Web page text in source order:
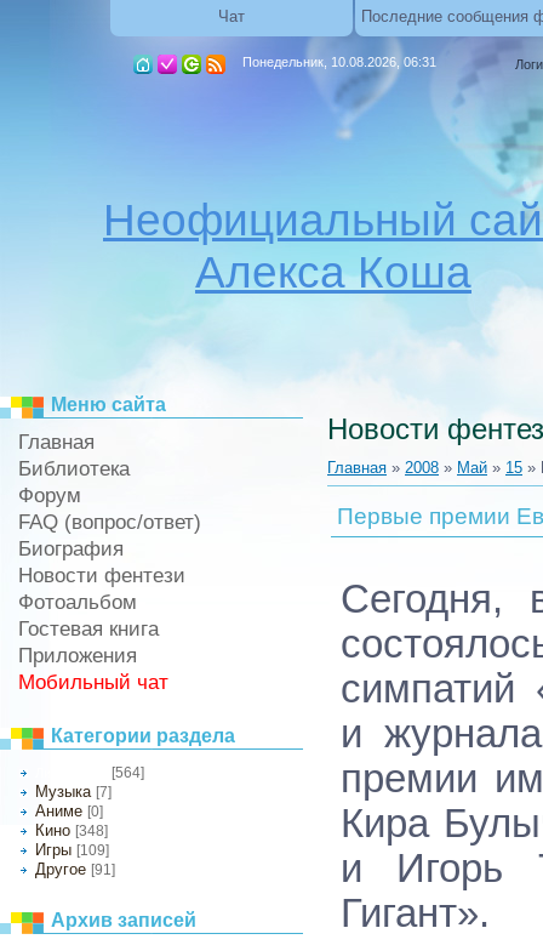
Чат Последние сообщения
Понедельник, 10.08.2026, 06:31
Неофициальный
Алекса Коша
Меню сайта
Главная
Библиотека
Форум
FAQ (вопрос/ответ)
Биография
Новости фентези
Фотоальбом
Гостевая книга
Приложения
Мобильный чат
Категории раздела
[564]
Музыка [7]
Аниме [0]
Кино [348]
Игры [109]
Другое [91]
Архив записей
Новости
Главная » 2008 » Май » 15 »
Первые премии
Сегодня,
и
премии
Кира
и Игорь
Гигант».